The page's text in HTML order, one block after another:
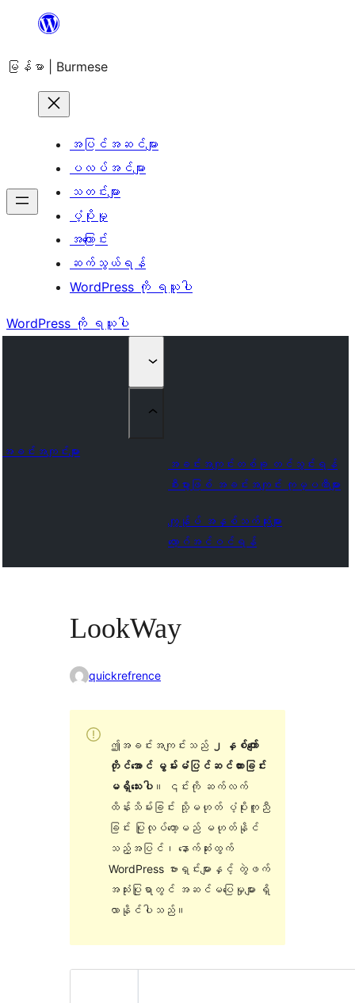
အကြောင်းအရာ
ကျော်သွား
မြန်မာ | Burmese
အပြင်အဆင်များ
ပလပ်အင်များ
သတင်းများ
ပံ့ပိုးမှု
အကြောင်း
ဆက်သွယ်ရန်
WordPress ကို ရယူပါ
WordPress ကို ရယူပါ
အခင်းအကျင်းများ
အခင်းအကျင်းတစ်ခု တင်သွင်းရန်
စီးပွားဖြစ် အခင်းအကျင်း ကုမ္ပဏီများ
ကျွန်ုပ် အနှစ်သက်ဆုံးများ
လော့ဂ်အင်ဝင်ရန်
LookWay
quickrefrence
ဤအခင်းအကျင်းသည်
၂ နှစ်ကျော်
တိုင်အောင် မွမ်းမံပြင်ဆင်ထားခြင်း
မရှိသေးပါ။ ၎င်းကို ဆက်လက်
ထိန်းသိမ်းခြင်း သို့မဟုတ် ပံ့ပိုးကူညီ
ခြင်း ပြုလုပ်တော့မည် မဟုတ်နိုင်
သည့်အပြင်၊ နောက်ဆုံးထွက်
WordPress ဗားရှင်းများနှင့် တွဲဖက်
အသုံးပြုရာတွင် အဆင်မပြေမှုများ ရှိ
လာနိုင်ပါသည်။